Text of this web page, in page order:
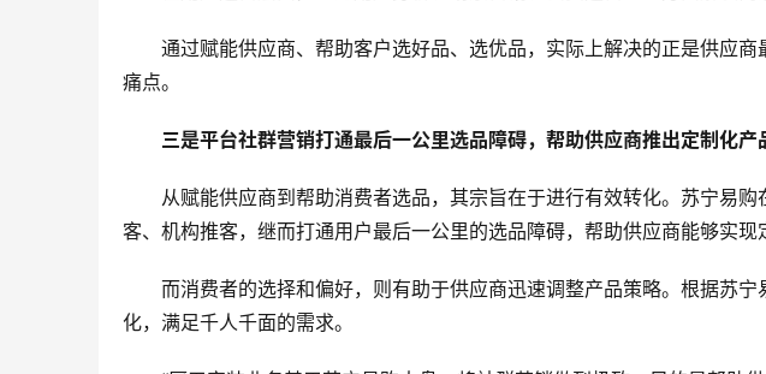
通过赋能供应商、帮助客户选好品、选优品，实际上解决的正是供应
痛点。
三是平台社群营销打通最后一公里选品障碍，帮助供应商推出定制化产
从赋能供应商到帮助消费者选品，其宗旨在于进行有效转化。苏宁易
客、机构推客，继而打通用户最后一公里的选品障碍，帮助供应商能够实现
而消费者的选择和偏好，则有助于供应商迅速调整产品策略。根据苏
化，满足千人千面的需求。